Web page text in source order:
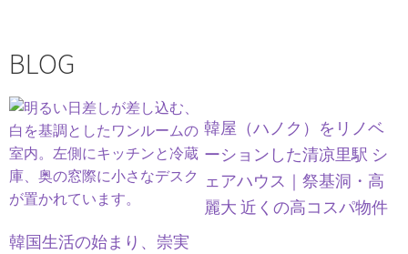
BLOG
韓国生活の始まり、崇実
韓屋（ハノク）をリノベ
ーションした清凉里駅 シ
ェアハウス｜祭基洞・高
麗大 近くの高コスパ物件